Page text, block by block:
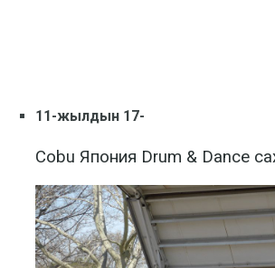
11-жылдын 17-
Cobu Япония Drum & Dance